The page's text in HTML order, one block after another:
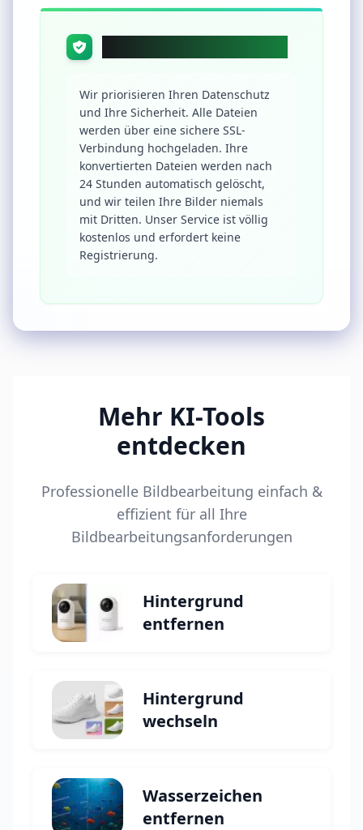
Wir priorisieren Ihren Datenschutz
und Ihre Sicherheit. Alle Dateien
werden über eine sichere SSL-
Verbindung hochgeladen. Ihre
konvertierten Dateien werden nach
24 Stunden automatisch gelöscht,
und wir teilen Ihre Bilder niemals
mit Dritten. Unser Service ist völlig
kostenlos und erfordert keine
Registrierung.
Mehr KI-Tools
entdecken
Professionelle Bildbearbeitung einfach &
effizient für all Ihre
Bildbearbeitungsanforderungen
Hintergrund
entfernen
Hintergrund
wechseln
Wasserzeichen
entfernen